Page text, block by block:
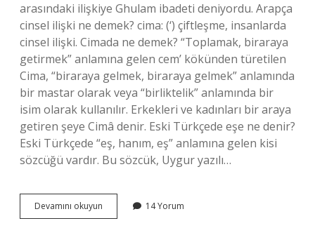
arasındaki ilişkiye Ghulam ibadeti deniyordu. Arapça
cinsel ilişki ne demek? cima: (‘) çiftleşme, insanlarda
cinsel ilişki. Cimada ne demek? “Toplamak, biraraya
getirmek” anlamına gelen cem’ kökünden türetilen
Cima, “biraraya gelmek, biraraya gelmek” anlamında
bir mastar olarak veya “birliktelik” anlamında bir
isim olarak kullanılır. Erkekleri ve kadınları bir araya
getiren şeye Cimâ denir. Eski Türkçede eşe ne denir?
Eski Türkçede “eş, hanım, eş” anlamına gelen kisi
sözcüğü vardır. Bu sözcük, Uygur yazılı…
Devamını okuyun
Türkçede
14 Yorum